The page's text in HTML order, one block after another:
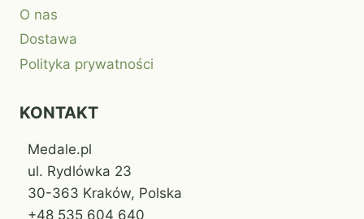
O nas
Dostawa
Polityka prywatności
KONTAKT
Medale.pl
ul. Rydlówka 23
30-363 Kraków, Polska
+48 535 604 640